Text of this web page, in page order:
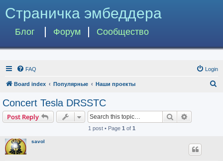
Страничка эмбеддера
Блог Форум Сообщество
FAQ Login
Board index Популярные Наши проекты
Concert Tesla DRSSTC
Post Reply Search
1 post • Page 1 of 1
savol